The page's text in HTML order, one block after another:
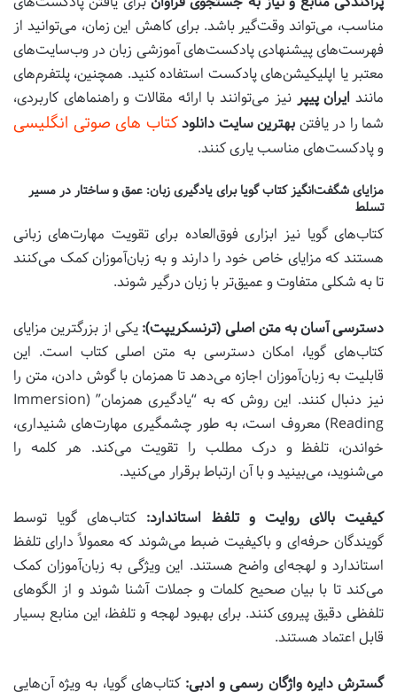
مناسب، می‌تواند وقت‌گیر باشد. برای کاهش این زمان، می‌توانید از
فهرست‌های پیشنهادی پادکست‌های آموزشی زبان در وب‌سایت‌های
معتبر یا اپلیکیشن‌های پادکست استفاده کنید. همچنین، پلتفرم‌های
مانند ایران پیپر نیز می‌توانند با ارائه مقالات و راهنماهای کاربردی،
شما را در یافتن بهترین سایت دانلودکتاب های صوتی انگلیسی
و پادکست‌های مناسب یاری کنند.
مزایای شگفت‌انگیز کتاب گویا برای یادگیری زبان: عمق و ساختار در مسیر
تسلط
کتاب‌های گویا نیز ابزاری فوق‌العاده برای تقویت مهارت‌های زبانی
هستند که مزایای خاص خود را دارند و به زبان‌آموزان کمک می‌کنند
تا به شکلی متفاوت و عمیق‌تر با زبان درگیر شوند.
دسترسی آسان به متن اصلی (ترنسکریپت): یکی از بزرگترین مزایای
کتاب‌های گویا، امکان دسترسی به متن اصلی کتاب است. این
قابلیت به زبان‌آموزان اجازه می‌دهد تا همزمان با گوش دادن، متن را
نیز دنبال کنند. این روش که به “یادگیری همزمان” (Immersion
Reading) معروف است، به طور چشمگیری مهارت‌های شنیداری،
خواندن، تلفظ و درک مطلب را تقویت می‌کند. هر کلمه را
می‌شنوید، می‌بینید و با آن ارتباط برقرار می‌کنید.
کیفیت بالای روایت و تلفظ استاندارد: کتاب‌های گویا توسط
گویندگان حرفه‌ای و باکیفیت ضبط می‌شوند که معمولاً دارای تلفظ
استاندارد و لهجه‌ای واضح هستند. این ویژگی به زبان‌آموزان کمک
می‌کند تا با بیان صحیح کلمات و جملات آشنا شوند و از الگوهای
تلفظی دقیق پیروی کنند. برای بهبود لهجه و تلفظ، این منابع بسیار
قابل اعتماد هستند.
گسترش دایره واژگان رسمی و ادبی: کتاب‌های گویا، به ویژه آن‌هایی